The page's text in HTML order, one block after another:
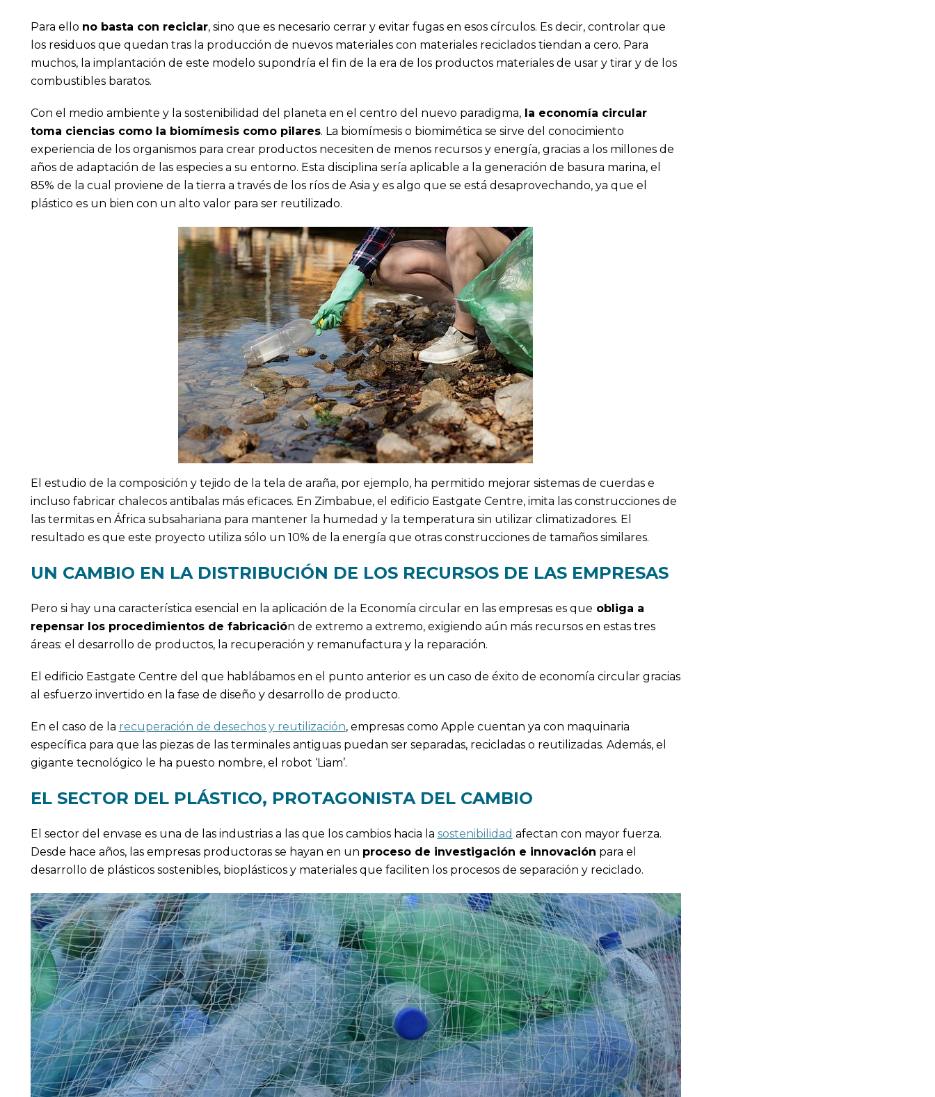
Para ello no basta con reciclar, sino que es necesario cerrar y evitar fugas en esos círculos. Es decir, controlar que
los residuos que quedan tras la producción de nuevos materiales con materiales reciclados tiendan a cero. Para
muchos, la implantación de este modelo supondría el fin de la era de los productos materiales de usar y tirar y de los
combustibles baratos.
Con el medio ambiente y la sostenibilidad del planeta en el centro del nuevo paradigma,la economía circular
toma ciencias como la biomímesis como pilares. La biomímesis o biomimética se sirve del conocimiento
experiencia de los organismos para crear productos necesiten de menos recursos y energía, gracias a los millones de
años de adaptación de las especies a su entorno. Esta disciplina sería aplicable a la generación de basura marina, el
85% de la cual proviene de la tierra a través de los ríos de Asia y es algo que se está desaprovechando, ya que el
plástico es un bien con un alto valor para ser reutilizado.
El estudio de la composición y tejido de la tela de araña, por ejemplo, ha permitido mejorar sistemas de cuerdas e
incluso fabricar chalecos antibalas más eficaces. En Zimbabue, el edificio Eastgate Centre, imita las construcciones de
las termitas en África subsahariana para mantener la humedad y la temperatura sin utilizar climatizadores. El
resultado es que este proyecto utiliza sólo un 10% de la energía que otras construcciones de tamaños similares.
UN CAMBIO EN LA DISTRIBUCIÓN DE LOS RECURSOS DE LAS EMPRESAS
Pero si hay una característica esencial en la aplicación de la Economía circular en las empresas es que obliga a
repensar los procedimientos de fabricación de extremo a extremo, exigiendo aún más recursos en estas tres
áreas: el desarrollo de productos, la recuperación y remanufactura y la reparación.
El edificio Eastgate Centre del que hablábamos en el punto anterior es un caso de éxito de economía circular gracias
al esfuerzo invertido en la fase de diseño y desarrollo de producto.
En el caso de la recuperación de desechos y reutilización, empresas como Apple cuentan ya con maquinaria
específica para que las piezas de las terminales antiguas puedan ser separadas, recicladas o reutilizadas. Además, el
gigante tecnológico le ha puesto nombre, el robot ‘Liam’.
EL SECTOR DEL PLÁSTICO, PROTAGONISTA DEL CAMBIO
El sector del envase es una de las industrias a las que los cambios hacia la sostenibilidad afectan con mayor fuerza.
Desde hace años, las empresas productoras se hayan en un proceso de investigación e innovación para el
desarrollo de plásticos sostenibles, bioplásticos y materiales que faciliten los procesos de separación y reciclado.